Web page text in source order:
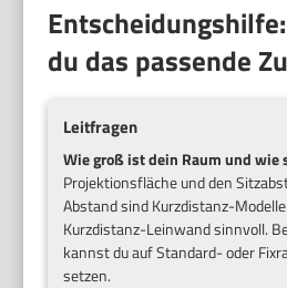
du das passende
Leitfragen
Wie groß ist dein Raum und wie
Projektionsfläche und den
Abstand sind Kurzdistanz-
Kurzdistanz-Leinwand sinnvoll.
kannst du auf Standard- oder
setzen.